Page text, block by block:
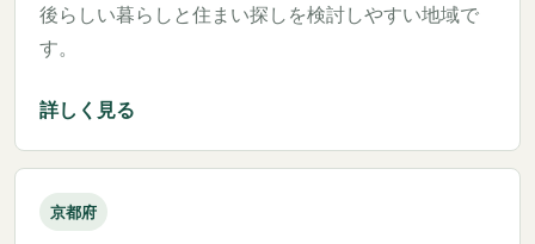
後らしい暮らしと住まい探しを検討しやすい地域で
す。
詳しく見る
京都府